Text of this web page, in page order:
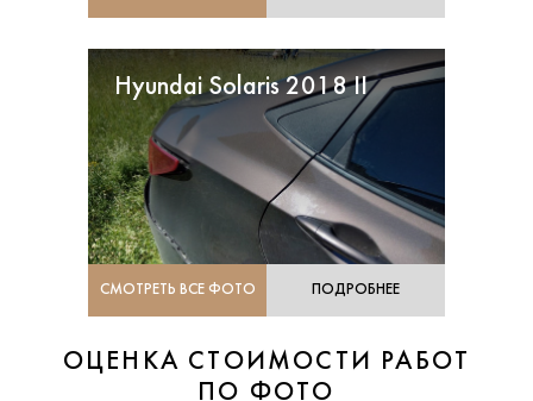
Hyundai Solaris 2018 II
СМОТРЕТЬ ВСЕ ФОТО ПОДРОБНЕЕ
ОЦЕНКА СТОИМОСТИ РАБОТ
ПО ФОТО